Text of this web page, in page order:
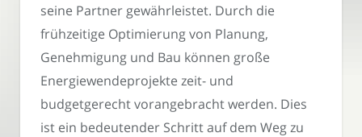
seine Partner gewährleistet. Durch die
frühzeitige Optimierung von Planung,
Genehmigung und Bau können große
Energiewendeprojekte zeit- und
budgetgerecht vorangebracht werden. Dies
ist ein bedeutender Schritt auf dem Weg zu